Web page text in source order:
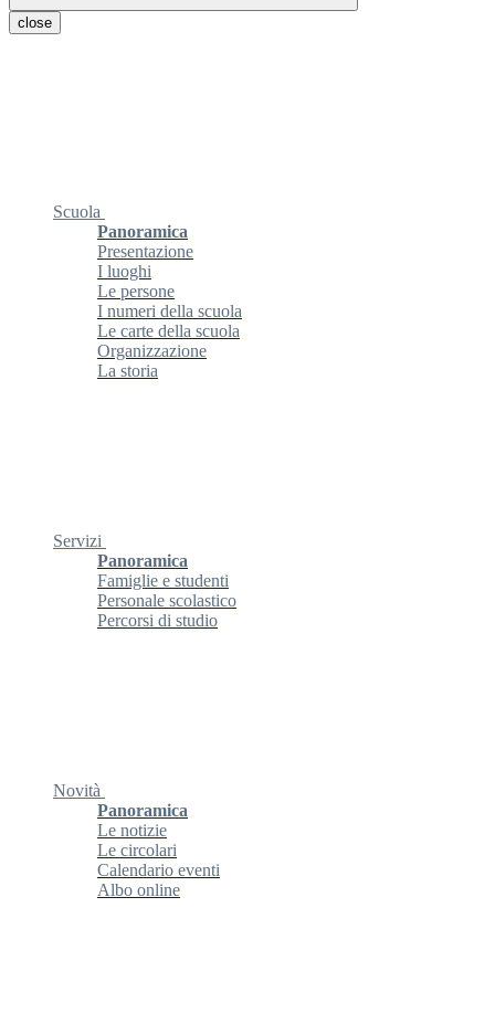
close
Scuola
Panoramica
Presentazione
I luoghi
Le persone
I numeri della scuola
Le carte della scuola
Organizzazione
La storia
Servizi
Panoramica
Famiglie e studenti
Personale scolastico
Percorsi di studio
Novità
Panoramica
Le notizie
Le circolari
Calendario eventi
Albo online